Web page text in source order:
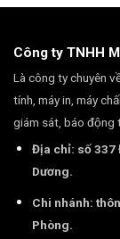
Công ty TNHH
Là công ty chuyên
tính, máy in, máy
giám sát, báo động
Địa chỉ: số 337
Dương.
Chi nhánh:
Phòng.